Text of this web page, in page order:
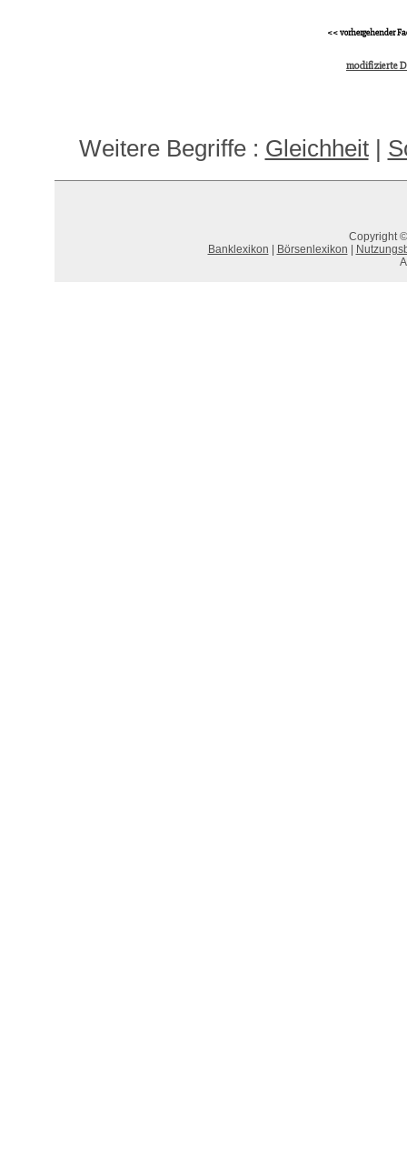
<< vorhergehender
modifizierte
Weitere Begriffe : Gleichheit|
Copyright
Banklexikon
Börsenlexikon